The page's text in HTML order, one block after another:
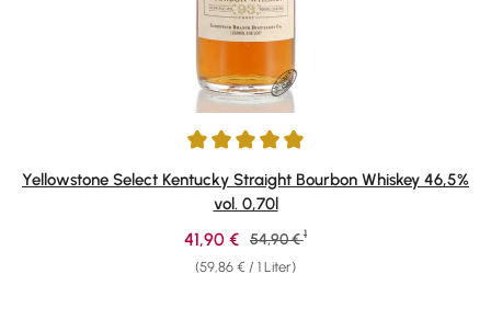
Durchschnittliche Bewertung von 5 von 5 Sternen
Yellowstone Select Kentucky Straight Bourbon Whiskey 46,5%
vol. 0,70l
(59,86 € / 1 Liter)
Verkaufspreis:
41,90 € Regulärer Preis:
54,90 € 1